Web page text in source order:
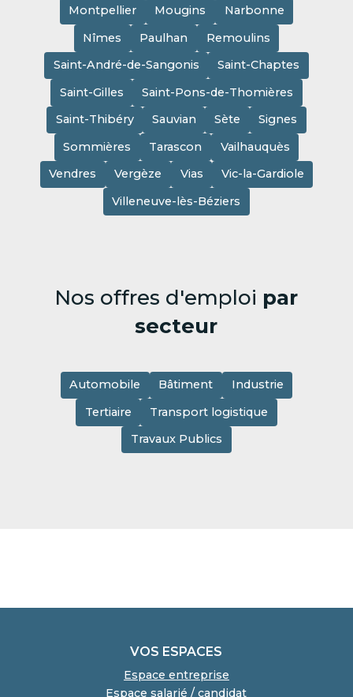
Montpellier
Mougins
Narbonne
Nîmes
Paulhan
Remoulins
Saint-André-de-Sangonis
Saint-Chaptes
Saint-Gilles
Saint-Pons-de-Thomières
Saint-Thibéry
Sauvian Sète
Signes
Sommières
Tarascon
Vailhauquès
Vendres
Vergèze Vias
Vic-la-Gardiole
Villeneuve-lès-Béziers
Nos offres d'emploi par
secteur
Automobile Bâtiment
Industrie
Tertiaire
Transport logistique
Travaux Publics
VOS ESPACES
Espace entreprise
Espace salarié / candidat